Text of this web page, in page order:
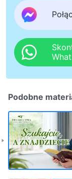
Podobne